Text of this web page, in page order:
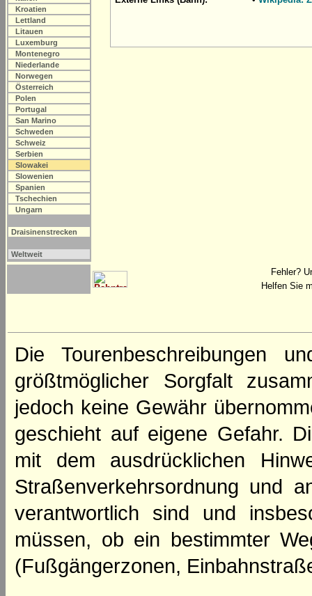
Kroatien
Lettland
Litauen
Luxemburg
Montenegro
Niederlande
Norwegen
Österreich
Polen
Portugal
San Marino
Schweden
Schweiz
Serbien
Slowakei
Slowenien
Spanien
Tschechien
Ungarn
Draisinenstrecken
Weltweit
Fehler?
Helfen Sie
Die Tourenbeschreibungen
größtmöglicher Sorgfalt
jedoch keine Gewähr
geschieht auf eigene Gefahr.
mit dem ausdrücklichen
Straßenverkehrsordnung und
verantwortlich sind und
müssen, ob ein bestimmter
(Fußgängerzonen,